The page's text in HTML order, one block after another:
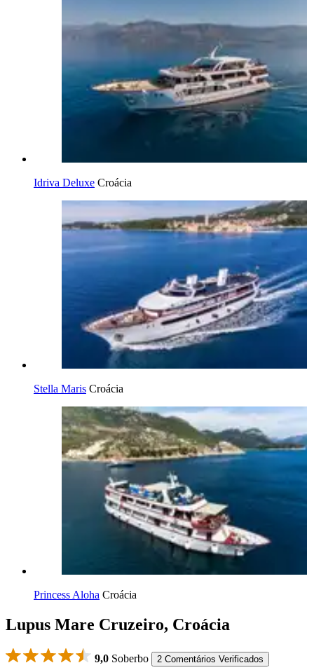
Idriva Deluxe Croácia
Stella Maris Croácia
Princess Aloha Croácia
Lupus Mare Cruzeiro, Croácia
9,0 Soberbo 2 Comentários Verificados